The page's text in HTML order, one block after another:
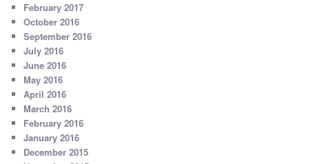
February 2017
October 2016
September 2016
July 2016
June 2016
May 2016
April 2016
March 2016
February 2016
January 2016
December 2015